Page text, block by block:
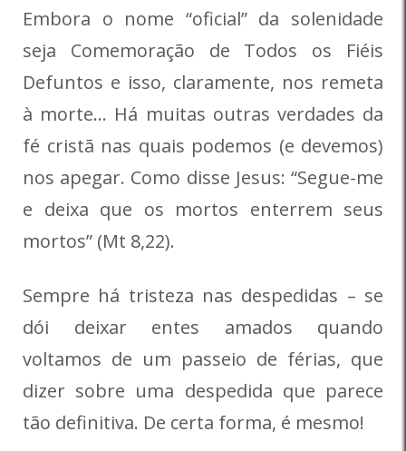
Embora o nome “oficial” da solenidade
seja Comemoração de Todos os Fiéis
Defuntos e isso, claramente, nos remeta
à morte… Há muitas outras verdades da
fé cristã nas quais podemos (e devemos)
nos apegar. Como disse Jesus: “Segue-me
e deixa que os mortos enterrem seus
mortos” (Mt 8,22).
Sempre há tristeza nas despedidas – se
dói deixar entes amados quando
voltamos de um passeio de férias, que
dizer sobre uma despedida que parece
tão definitiva. De certa forma, é mesmo!